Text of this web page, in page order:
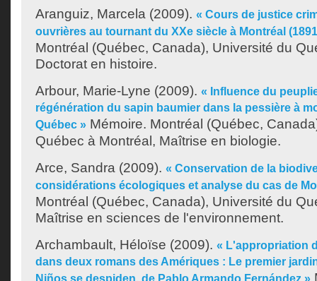
Aranguiz, Marcela (2009). « Cours de justice
ouvrières au tournant du XXe siècle à Montréal
Montréal (Québec, Canada), Université du
Doctorat en histoire.
Arbour, Marie-Lyne (2009). « Influence du
régénération du sapin baumier dans la pessière à
Québec » Mémoire. Montréal (Québec,
Québec à Montréal, Maîtrise en biologie.
Arce, Sandra (2009). « Conservation de la
considérations écologiques et analyse du cas de
Montréal (Québec, Canada), Université du
Maîtrise en sciences de l'environnement.
Archambault, Héloïse (2009). « L'appropriation
dans deux romans des Amériques : Le premier
Niños se despiden, de Pablo Armando Fernández »